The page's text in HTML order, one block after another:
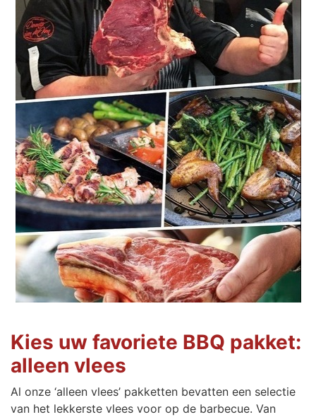
Kies uw favoriete BBQ pakket:
alleen vlees
Al onze ‘alleen vlees’ pakketten bevatten een selectie
van het lekkerste vlees voor op de barbecue. Van